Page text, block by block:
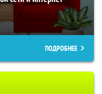
ПОДРОБНЕЕ